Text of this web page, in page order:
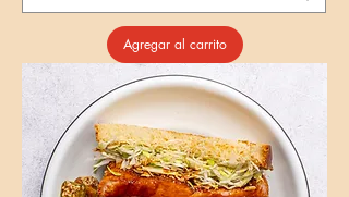
Agregar al carrito